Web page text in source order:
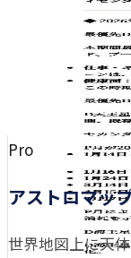
Pro
アストロマッ
世界地図上に天